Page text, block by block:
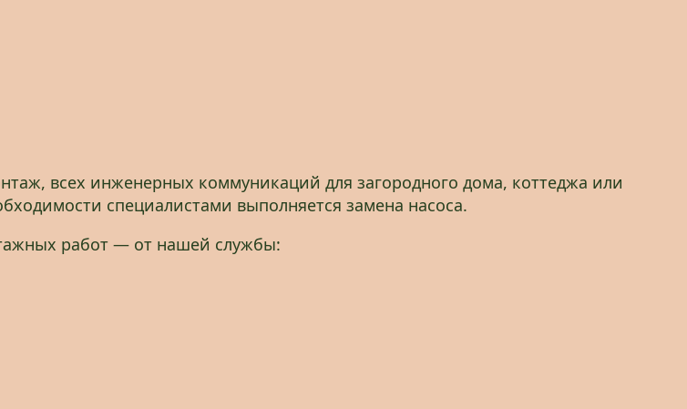
всех инженерных коммуникаций для загородного дома, коттеджа или
специалистами выполняется замена насоса.
работ — от нашей службы: